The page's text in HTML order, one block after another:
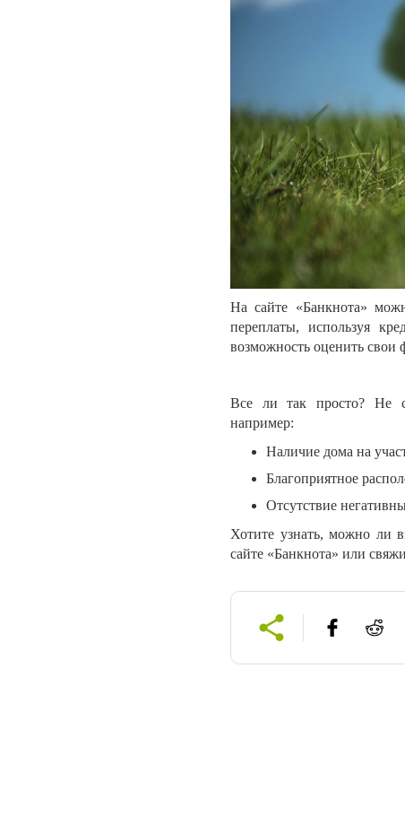
На сайте «Банкнота»
переплаты, используя
возможность оценить свои
Все ли так просто? Не
например:
Наличие дома на
Благоприятное
Отсутствие
Хотите узнать, можно ли
сайте «Банкнота» или